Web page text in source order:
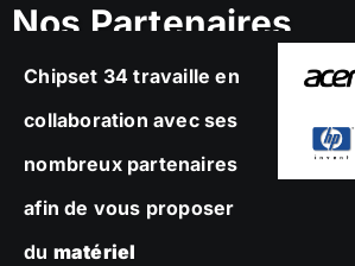
Nos Partenaires
Chipset 34 travaille en
collaboration avec ses
nombreux partenaires
afin de vous proposer
du matériel